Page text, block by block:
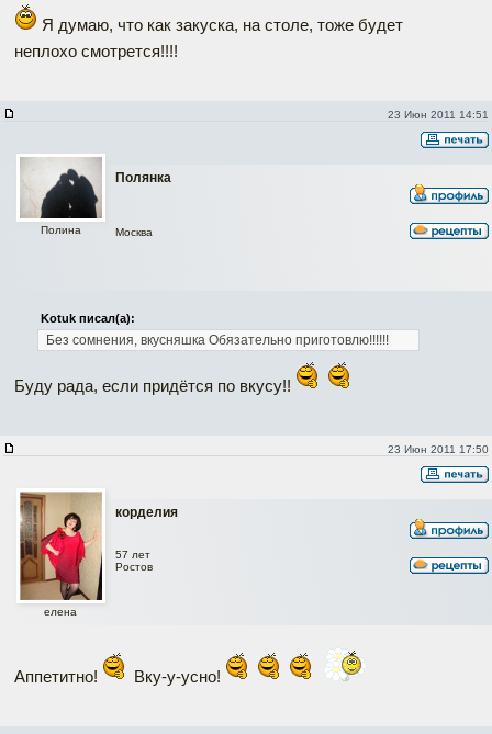
Я думаю, что как закуска, на столе, тоже будет
неплохо смотрется!!!!
23 Июн 2011 14:51
Полянка
Полина Москва
Kotuk писал(а):
Без сомнения, вкусняшка Обязательно приготовлю!!!!!!
Буду рада, если придётся по вкусу!!
23 Июн 2011 17:50
корделия
елена
57 лет
Ростов
Аппетитно! Вку-у-усно!